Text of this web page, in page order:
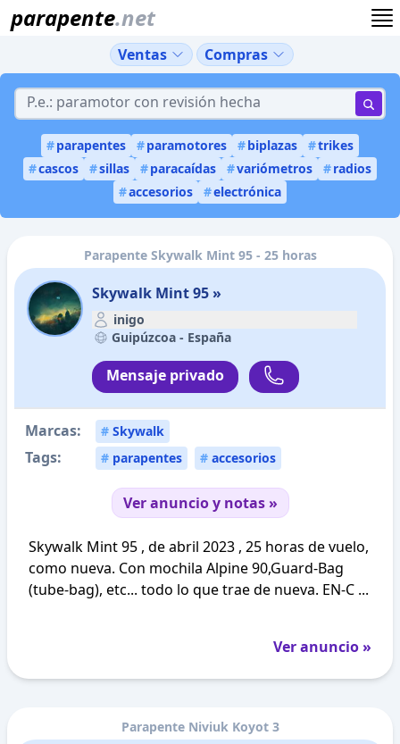
parapente.net
Ventas Compras
#parapentes #paramotores #biplazas #trikes
#cascos #sillas #paracaídas #variómetros #radios
#accesorios #electrónica
Parapente Skywalk Mint 95 - 25 horas
Skywalk Mint 95 »
inigo
Guipúzcoa - España
Mensaje privado
Marcas: # Skywalk
Tags: # parapentes # accesorios
Ver anuncio y notas »
Skywalk Mint 95 , de abril 2023 , 25 horas de vuelo,
como nueva. Con mochila Alpine 90,Guard-Bag
(tube-bag), etc... todo lo que trae de nueva. EN-C ...
Ver anuncio »
Parapente Niviuk Koyot 3